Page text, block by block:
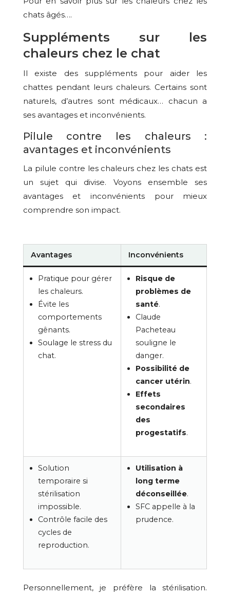
chats âgés….
Suppléments sur les
chaleurs chez le chat
Il existe des suppléments pour aider les
chattes pendant leurs chaleurs. Certains sont
naturels, d’autres sont médicaux… chacun a
ses avantages et inconvénients.
Pilule contre les chaleurs :
avantages et inconvénients
La pilule contre les chaleurs chez les chats est
un sujet qui divise. Voyons ensemble ses
avantages et inconvénients pour mieux
comprendre son impact.
Avantages Inconvénients
Pratique pour gérer
les chaleurs.
Évite les
comportements
gênants.
Soulage le stress du
chat.
Risque de
problèmes de
santé.
Claude
Pacheteau
souligne le
danger.
Possibilité de
cancer utérin.
Effets
secondaires
des
progestatifs.
Solution
temporaire si
stérilisation
impossible.
Contrôle facile des
cycles de
reproduction.
Utilisation à
long terme
déconseillée.
SFC appelle à la
prudence.
Personnellement, je préfère la stérilisation.